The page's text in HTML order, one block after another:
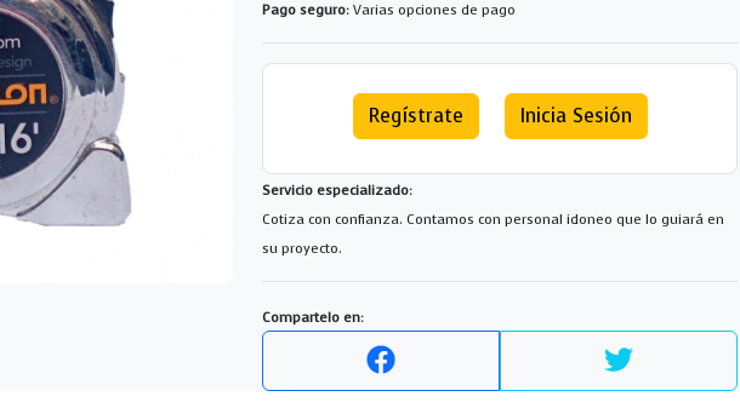
Pago seguro: Varias opciones de pago
Regístrate Inicia Sesión
Servicio especializado:
Cotiza con confianza. Contamos con personal idoneo que lo guiará en
su proyecto.
Compartelo en: